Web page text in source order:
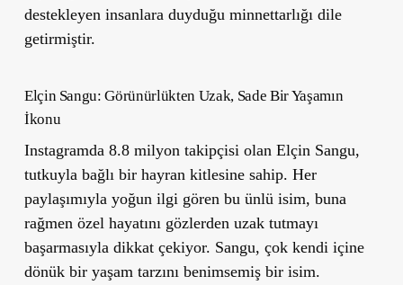
destekleyen insanlara duyduğu minnettarlığı dile
getirmiştir.
Elçin Sangu: Görünürlükten Uzak, Sade Bir Yaşamın
İkonu
Instagramda 8.8 milyon takipçisi olan Elçin Sangu,
tutkuyla bağlı bir hayran kitlesine sahip. Her
paylaşımıyla yoğun ilgi gören bu ünlü isim, buna
rağmen özel hayatını gözlerden uzak tutmayı
başarmasıyla dikkat çekiyor. Sangu, çok kendi içine
dönük bir yaşam tarzını benimsemiş bir isim.